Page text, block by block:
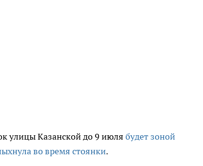
улицы Казанской до 9 июля будет зоной
во время стоянки.